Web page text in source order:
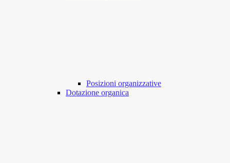
Posizioni organizzative
Dotazione organica